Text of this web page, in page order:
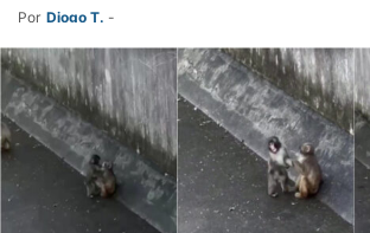
Por Diogo T. -